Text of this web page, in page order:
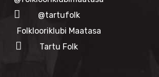
@tartufolk
Folklooriklubi Maatasa
Tartu Folk